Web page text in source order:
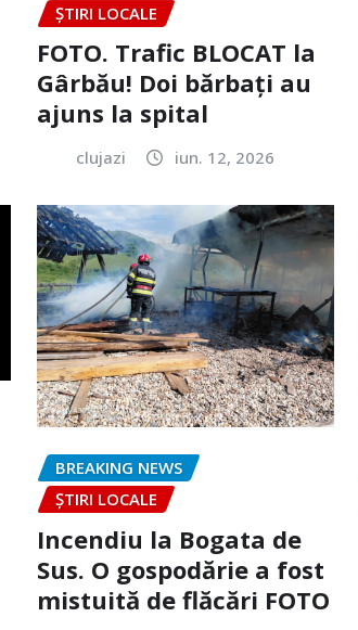
ȘTIRI LOCALE
FOTO. Trafic BLOCAT la
Gârbău! Doi bărbați au
ajuns la spital
clujazi iun. 12, 2026
BREAKING NEWS
ȘTIRI LOCALE
Incendiu la Bogata de
Sus. O gospodărie a fost
mistuită de flăcări FOTO